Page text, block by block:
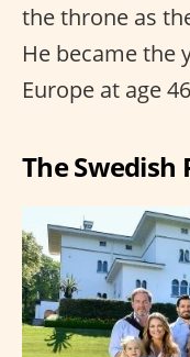
the throne as
He became the
Europe at age
The Swedish